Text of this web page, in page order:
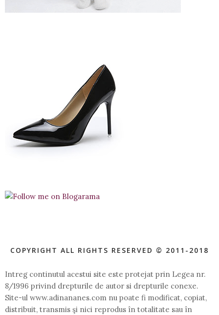
COPYRIGHT ALL RIGHTS RESERVED © 2011-2018
Intreg continutul acestui site este protejat prin Legea nr.
8/1996 privind drepturile de autor si drepturile conexe.
Site-ul www.adinananes.com nu poate fi modificat, copiat,
distribuit, transmis şi nici reprodus în totalitate sau în